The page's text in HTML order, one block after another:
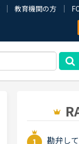
教育機関の方
勘弁し